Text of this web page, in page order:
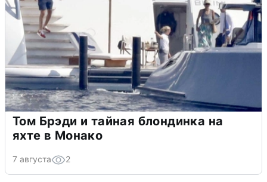
Том Брэди и тайная блондинка на
яхте в Монако
7 августа 2